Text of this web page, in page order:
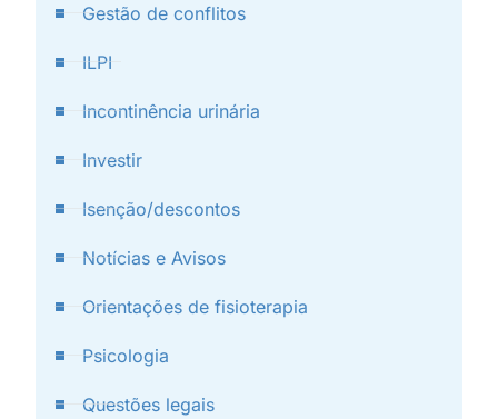
Gestão de conflitos
ILPI
Incontinência urinária
Investir
Isenção/descontos
Notícias e Avisos
Orientações de fisioterapia
Psicologia
Questões legais